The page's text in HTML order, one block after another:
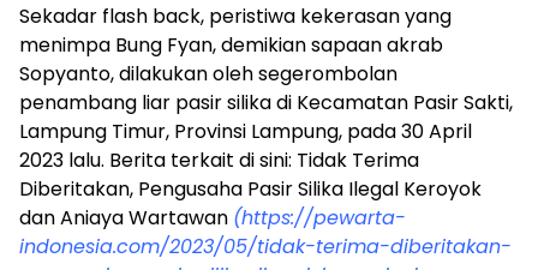
Sekadar flash back, peristiwa kekerasan yang
menimpa Bung Fyan, demikian sapaan akrab
Sopyanto, dilakukan oleh segerombolan
penambang liar pasir silika di Kecamatan Pasir Sakti,
Lampung Timur, Provinsi Lampung, pada 30 April
2023 lalu. Berita terkait di sini: Tidak Terima
Diberitakan, Pengusaha Pasir Silika Ilegal Keroyok
dan Aniaya Wartawan (https://pewarta-
indonesia.com/2023/05/tidak-terima-diberitakan-